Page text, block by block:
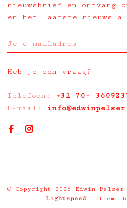
nieuwsbrief en ontvang
en het laatste nieuws
Heb je een vraag?
Telefoon: +31 70-
E-mail:
© Copyright 2026 Edwin
Lightspeed- Theme